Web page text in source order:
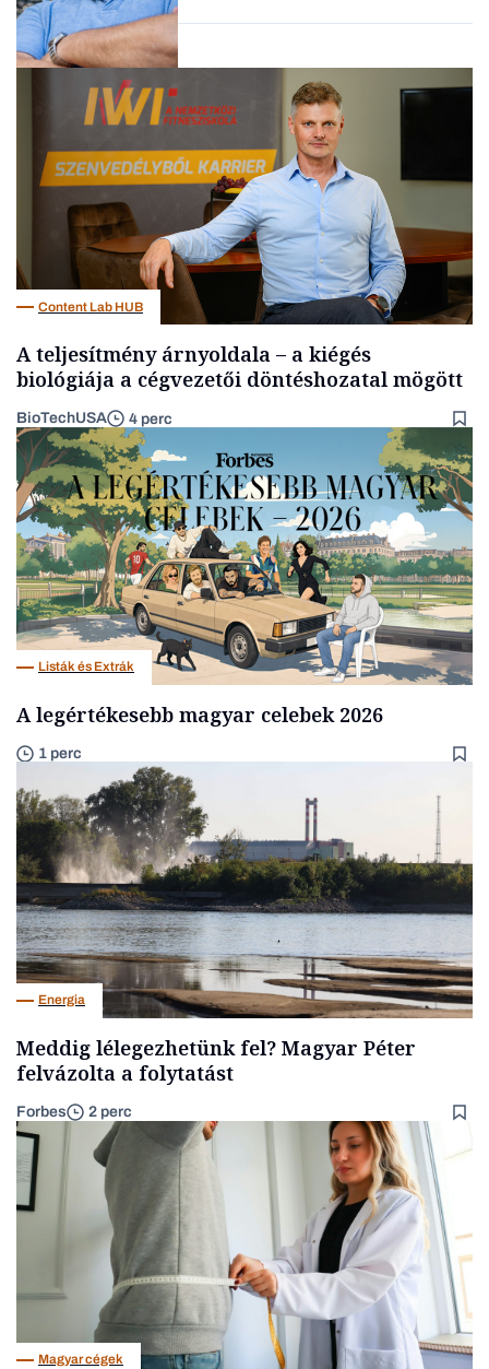
Content Lab HUB
A teljesítmény árnyoldala – a kiégés
biológiája a cégvezetői döntéshozatal mögött
BioTechUSA 4 perc
Listák és Extrák
A legértékesebb magyar celebek 2026
1 perc
Energia
Meddig lélegezhetünk fel? Magyar Péter
felvázolta a folytatást
Forbes 2 perc
Magyar cégek